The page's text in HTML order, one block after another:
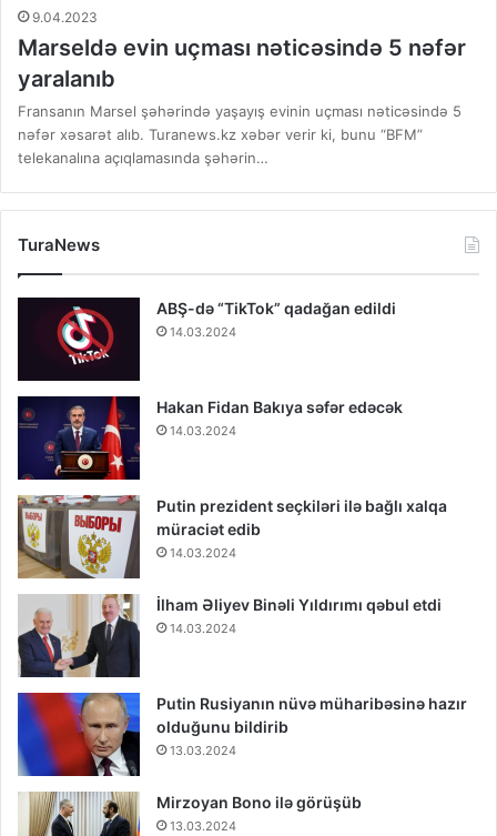
9.04.2023
Marseldə evin uçması nəticəsində 5 nəfər
yaralanıb
Fransanın Marsel şəhərində yaşayış evinin uçması nəticəsində 5
nəfər xəsarət alıb. Turanews.kz xəbər verir ki, bunu “BFM”
telekanalına açıqlamasında şəhərin…
TuraNews
ABŞ-də “TikTok” qadağan edildi
14.03.2024
Hakan Fidan Bakıya səfər edəcək
14.03.2024
Putin prezident seçkiləri ilə bağlı xalqa
müraciət edib
14.03.2024
İlham Əliyev Binəli Yıldırımı qəbul etdi
14.03.2024
Putin Rusiyanın nüvə müharibəsinə hazır
olduğunu bildirib
13.03.2024
Mirzoyan Bono ilə görüşüb
13.03.2024